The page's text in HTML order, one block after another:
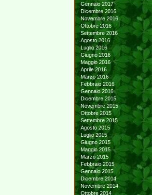
Gennaio 2017
Dicembre 2016
Novembre 2016
Ottobre 2016
Settembre 2016
Agosto 2016
Luglio 2016
Giugno 2016
Maggio 2016
Aprile 2016
Marzo 2016
Febbraio 2016
Gennaio 2016
Dicembre 2015
Novembre 2015
Ottobre 2015
Settembre 2015
Agosto 2015
Luglio 2015
Giugno 2015
Maggio 2015
Marzo 2015
Febbraio 2015
Gennaio 2015
Dicembre 2014
Novembre 2014
Ottobre 2014